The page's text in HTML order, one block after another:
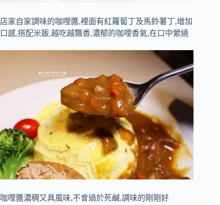
店家自家調味的咖哩醬,裡面有紅蘿蔔丁及馬鈴薯丁,增加
口感,搭配米飯,越吃越飄香,濃郁的咖哩香氣,在口中縈繞
咖哩醬濃稠又具風味,不會過於死鹹,調味的剛剛好